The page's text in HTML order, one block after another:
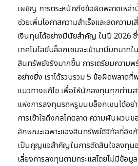
เผชิญ การตระหนักถึงข้อผิดพลาดเหล่า
ช่วยเพิ่มโอกาสความสำเร็จและลดความ
เงินทุนได้อย่างมีนัยสำคัญ ในปี 2026
เทคโนโลยีบล็อกเชนจะเข้ามามีบทบาท
สินทรัพย์จริงมากขึ้น การเตรียมความพ
อย่างยิ่ง เราได้รวบรวม 5 ข้อผิดพลาด
แนวทางแก้ไข เพื่อให้นักลงทุนทุกท่านส
แห่งการลงทุนรถหรูบนบล็อกเชนได้อย่
การเข้าใจถึงกลไกตลาด ความผันผวน
ลักษณะเฉพาะของสินทรัพย์ดิจิทัลที่อิง
เป็นกุญแจสำคัญในการตัดสินใจลงทุน
เลี่ยงการลงทุนตามกระแสโดยไม่มีข้อมู